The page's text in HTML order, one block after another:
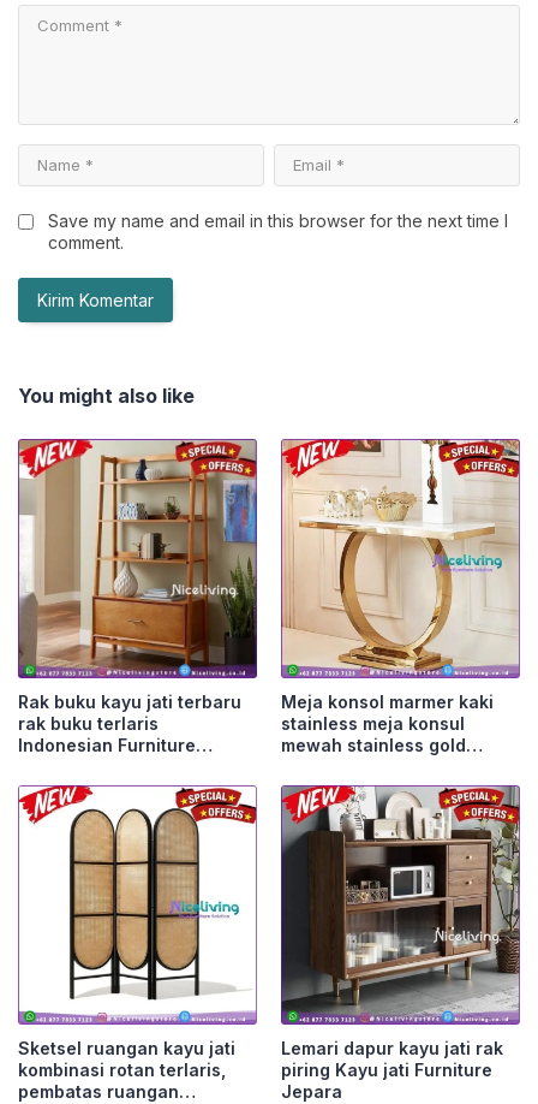
Save my name and email in this browser for the next time I
comment.
You might also like
Rak buku kayu jati terbaru
rak buku terlaris
Indonesian Furniture
Meja konsol marmer kaki
stainless meja konsul
mewah stainless gold
Sketsel ruangan kayu jati
kombinasi rotan terlaris,
pembatas ruangan
Lemari dapur kayu jati rak
piring Kayu jati Furniture
Jepara